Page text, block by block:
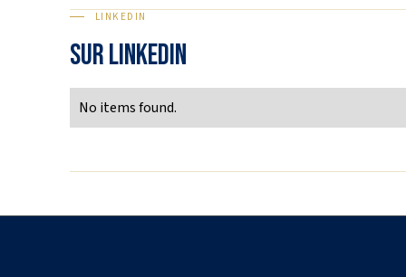
LINKEDIN
SUR LINKEDIN
No items found.